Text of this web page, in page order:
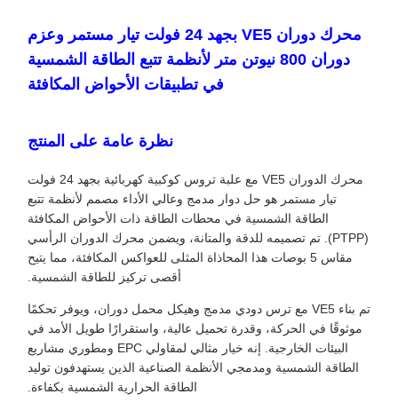
محرك دوران VE5 بجهد 24 فولت تيار مستمر وعزم
دوران 800 نيوتن متر لأنظمة تتبع الطاقة الشمسية
في تطبيقات الأحواض المكافئة
نظرة عامة على المنتج
محرك الدوران VE5 مع علبة تروس كوكبية كهربائية بجهد 24 فولت
تيار مستمر هو حل دوار مدمج وعالي الأداء مصمم لأنظمة تتبع
الطاقة الشمسية في محطات الطاقة ذات الأحواض المكافئة
(PTPP). تم تصميمه للدقة والمتانة، ويضمن محرك الدوران الرأسي
مقاس 5 بوصات هذا المحاذاة المثلى للعواكس المكافئة، مما يتيح
أقصى تركيز للطاقة الشمسية.
تم بناء VE5 مع ترس دودي مدمج وهيكل محمل دوران، ويوفر تحكمًا
موثوقًا في الحركة، وقدرة تحميل عالية، واستقرارًا طويل الأمد في
البيئات الخارجية. إنه خيار مثالي لمقاولي EPC ومطوري مشاريع
الطاقة الشمسية ومدمجي الأنظمة الصناعية الذين يستهدفون توليد
الطاقة الحرارية الشمسية بكفاءة.